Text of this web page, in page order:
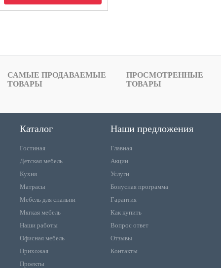
САМЫЕ ПРОДАВАЕМЫЕ
ТОВАРЫ
ПРОСМОТРЕННЫЕ
ТОВАРЫ
Каталог
Гостиная
Детская мебель
Кухня
Матрасы
Мебель для спальни
Мягкая мебель
Наши работы
Офисная мебель
Прихожая
Проекты
Наши предложения
Главная
Акции
Услуги
Бонусная программа
Гарантия
Как купить
Вопрос ответ
Отзывы
Контакты